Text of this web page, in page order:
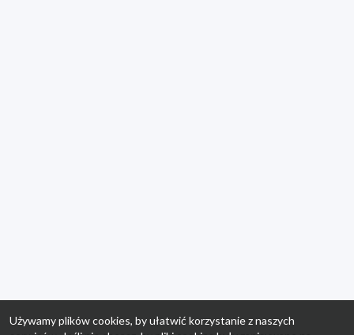
Używamy plików cookies, by ułatwić korzystanie z naszych